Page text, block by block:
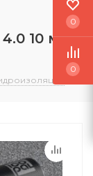
10 м
0
0